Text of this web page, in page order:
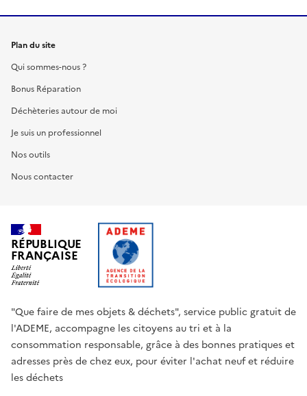
Plan du site
Qui sommes-nous ?
Bonus Réparation
Déchèteries autour de moi
Je suis un professionnel
Nos outils
Nous contacter
RÉPUBLIQUE
FRANÇAISE
"Que faire de mes objets & déchets", service public gratuit de
l'ADEME, accompagne les citoyens au tri et à la
consommation responsable, grâce à des bonnes pratiques et
adresses près de chez eux, pour éviter l'achat neuf et réduire
les déchets